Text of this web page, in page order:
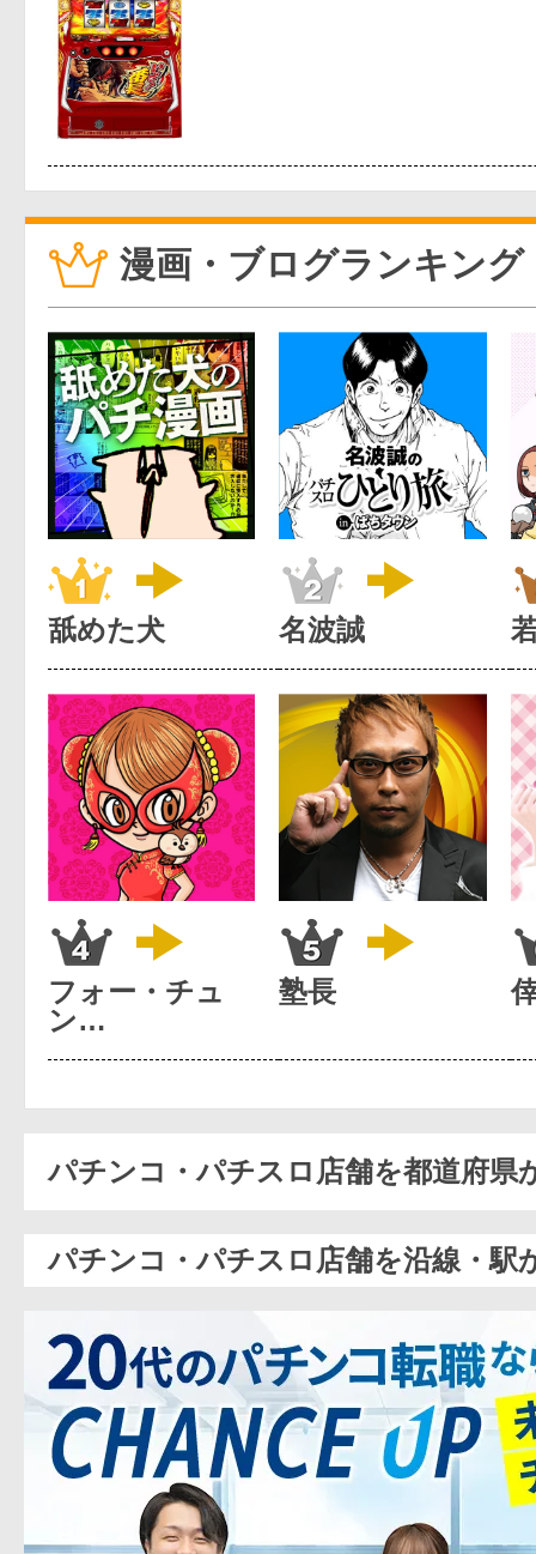
漫画・ブログランキング
舐めた犬 名波誠
フォー・チュ
ン…
塾長
パチンコ・パチスロ店舗を都道府県
パチンコ・パチスロ店舗を沿線・駅